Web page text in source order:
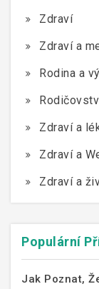
Zdraví
Zdraví a
Rodina a
Zdraví a
Zdraví a
Zdraví a
Populární
Jak Poznat,